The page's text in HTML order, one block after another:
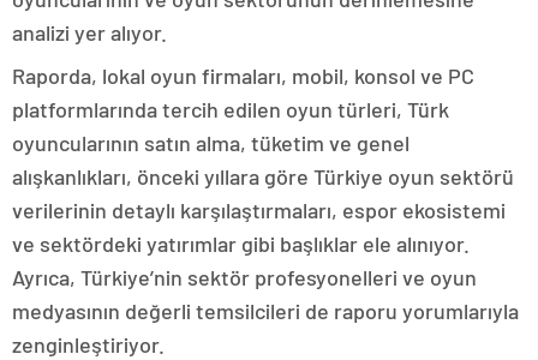
analizi yer alıyor.
Raporda, lokal oyun firmaları, mobil, konsol ve PC
platformlarında tercih edilen oyun türleri, Türk
oyuncularının satın alma, tüketim ve genel
alışkanlıkları, önceki yıllara göre Türkiye oyun sektörü
verilerinin detaylı karşılaştırmaları, espor ekosistemi
ve sektördeki yatırımlar gibi başlıklar ele alınıyor.
Ayrıca, Türkiye’nin sektör profesyonelleri ve oyun
medyasının değerli temsilcileri de raporu yorumlarıyla
zenginleştiriyor.